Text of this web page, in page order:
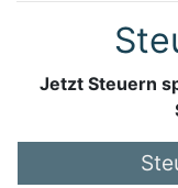
Jetzt Steuern